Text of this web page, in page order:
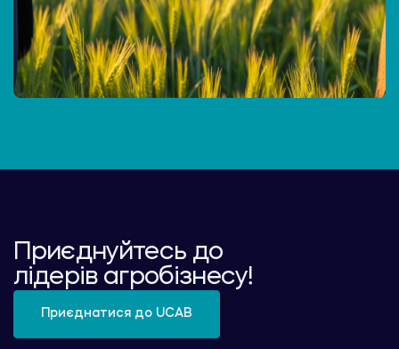
Приєднуйтесь до
лідерів агробізнесу!
Приєднатися до UCAB